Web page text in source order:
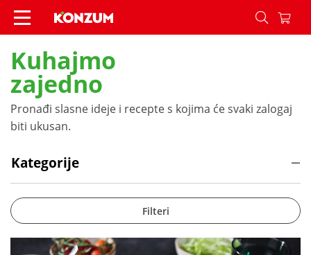
Recepti - Konzum
Kuhajmo
zajedno
Pronađi slasne ideje i recepte s kojima će svaki zalogaj
biti ukusan.
Kategorije
Filteri